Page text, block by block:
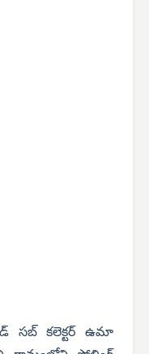
సబ్ కలెక్టర్ ఉమా